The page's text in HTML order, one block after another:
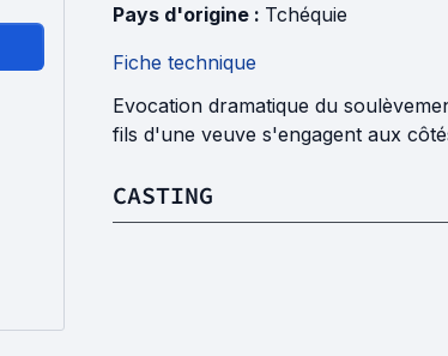
Pays d'origine : Tchéquie
Fiche technique
Evocation dramatique du
fils d'une veuve s'engagent aux
CASTING